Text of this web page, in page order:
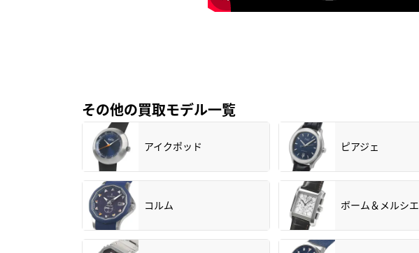
その他の買取モデル一覧
アイクポッド ピアジェ
コルム ボーム＆メルシエ